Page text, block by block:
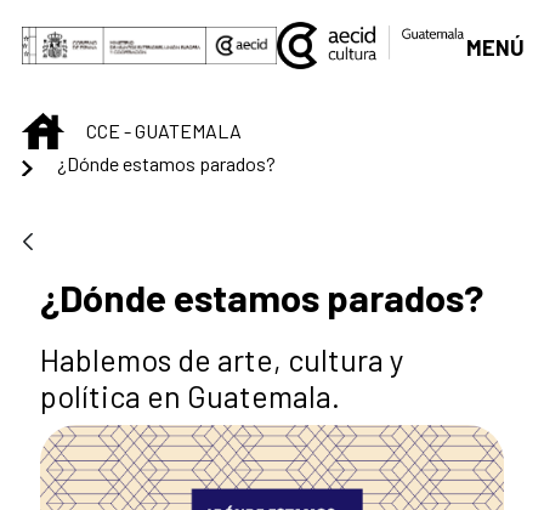
Saltar al contenido principal
MENÚ
INICIOCCE - GUATEMALA
¿Dónde estamos parados?
¿Dónde estamos parados?
Hablemos de arte, cultura y
política en Guatemala.